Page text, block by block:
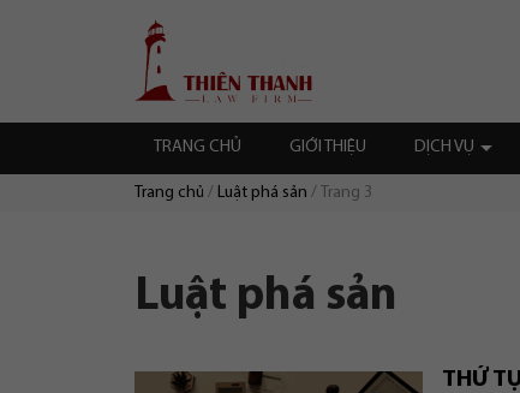
Trang
chủ
TRANG CHỦ GIỚI THIỆU DỊCH VỤ
Duyệt:
Trang chủ Luật phá sản Trang 3
Luật phá sản
THỨ